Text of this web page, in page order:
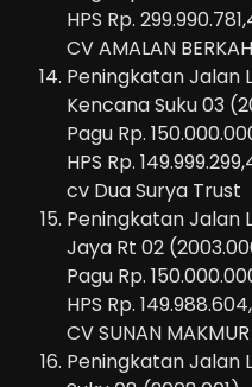
HPS Rp.
CV AMALAN BERKAH
Peningkatan Jalan
Kencana Suku 03
Pagu Rp.
HPS Rp.
cv Dua Surya Trust
Peningkatan Jalan
Jaya Rt 02
Pagu Rp.
HPS Rp.
CV SUNAN
Peningkatan Jalan